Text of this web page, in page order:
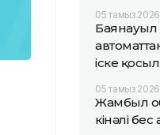
05 тамыз
Баянауыл
іске
05 тамыз
Жамбыл
кінәлі